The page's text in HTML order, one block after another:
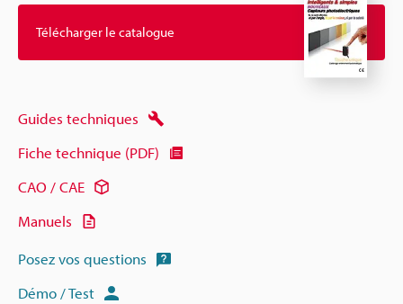
Télécharger le catalogue
Guides techniques
Fiche technique (PDF)
CAO / CAE
Manuels
Posez vos questions
Démo / Test